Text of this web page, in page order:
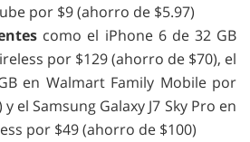
por $9 (ahorro de $5.97)
como el iPhone 6 de 32 GB
por $129 (ahorro de $70), el
en Walmart Family Mobile por
el Samsung Galaxy J7 Sky Pro en
por $49 (ahorro de $100)